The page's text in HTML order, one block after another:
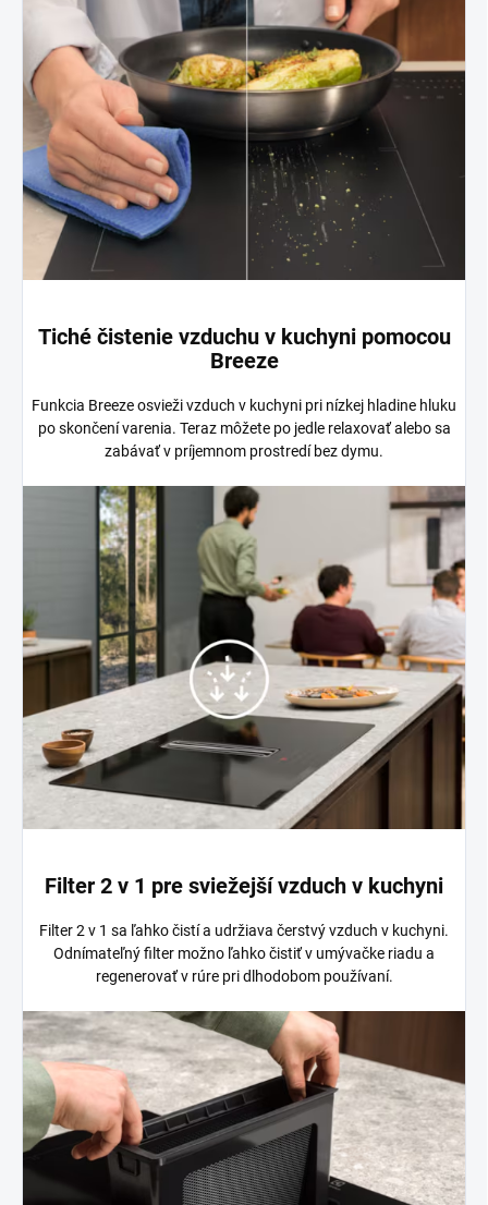
Tiché čistenie vzduchu v kuchyni pomocou
Breeze
Funkcia Breeze osvieži vzduch v kuchyni pri nízkej hladine hluku
po skončení varenia. Teraz môžete po jedle relaxovať alebo sa
zabávať v príjemnom prostredí bez dymu.
Filter 2 v 1 pre sviežejší vzduch v kuchyni
Filter 2 v 1 sa ľahko čistí a udržiava čerstvý vzduch v kuchyni.
Odnímateľný filter možno ľahko čistiť v umývačke riadu a
regenerovať v rúre pri dlhodobom používaní.